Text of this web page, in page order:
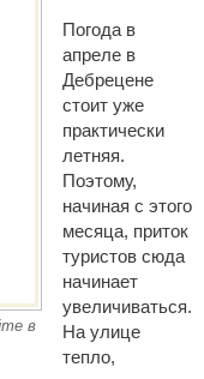
в
Погода в
апреле в
Дебрецене
стоит уже
практически
летняя.
Поэтому,
начиная с этого
месяца, приток
туристов сюда
начинает
увеличиваться.
На улице
тепло,